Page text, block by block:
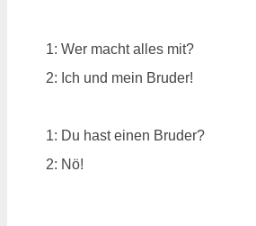
1: Wer macht alles mit?
2: Ich und mein Bruder!
1: Du hast einen Bruder?
2: Nö!